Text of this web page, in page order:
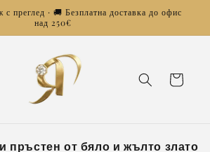
преглед · 🚚 Безплатна доставка до офис
над 250€
Количка
пръстен от бяло и жълто злато